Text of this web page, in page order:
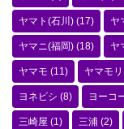
ヤマト(石川) (17) ヤ
ヤマニ(福岡) (18) ヤ
ヤマモ (11) ヤマモリ
ヨネビシ (8) ヨーコ
三崎屋 (1) 三浦 (2)